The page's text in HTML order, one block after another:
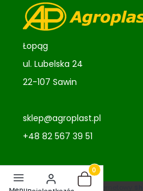
Łopąg
ul. Lubelska 24
22-107 Sawin
sklep@agroplast.pl
+48 82 567 39 51
Sklep internetowy
Termékek a